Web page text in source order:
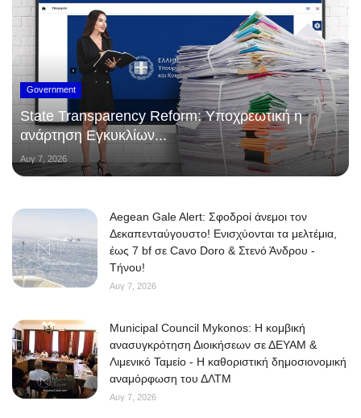
Government
State Transparency Reform: Υποχρεωτική η
ανάρτηση Εγκυκλίων...
Αυγ 7, 2026
Aegean Gale Alert: Σφοδροί άνεμοι τον
Δεκαπενταύγουστο! Ενισχύονται τα μελτέμια,
έως 7 bf σε Cavo Doro & Στενό Άνδρου -
Τήνου!
Αυγ 7, 2026
Municipal Council Mykonos: Η κομβική
ανασυγκρότηση Διοικήσεων σε ΔΕΥΑΜ &
Λιμενικό Ταμείο - Η καθοριστική δημοσιονομική
αναμόρφωση του ΔΛΤΜ
Αυγ 7, 2026